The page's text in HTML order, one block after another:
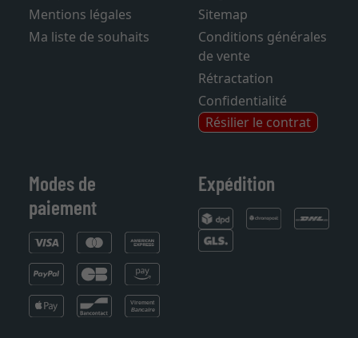
Mentions légales
Ma liste de souhaits
Sitemap
Conditions générales
de vente
Rétractation
Confidentialité
Résilier le contrat
Modes de
paiement
Expédition